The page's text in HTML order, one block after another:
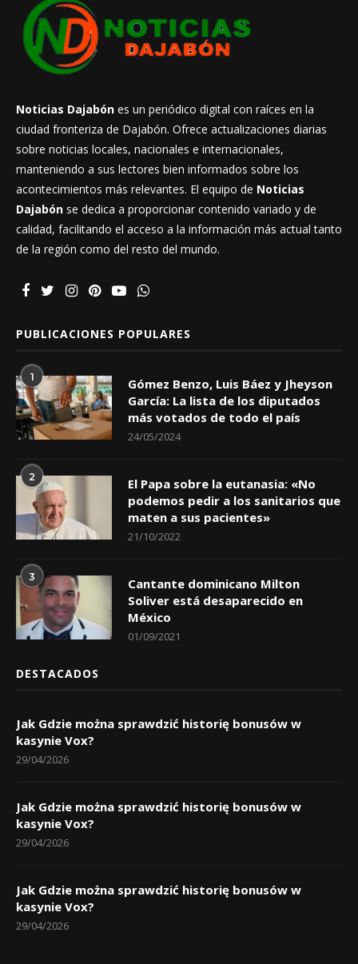
Noticias Dajabón es un periódico digital con raíces en la
ciudad fronteriza de Dajabón. Ofrece actualizaciones diarias
sobre noticias locales, nacionales e internacionales,
manteniendo a sus lectores bien informados sobre los
acontecimientos más relevantes. El equipo de Noticias
Dajabón se dedica a proporcionar contenido variado y de
calidad, facilitando el acceso a la información más actual tanto
de la región como del resto del mundo.
PUBLICACIONES POPULARES
1
Gómez Benzo, Luis Báez y Jheyson
García: La lista de los diputados
más votados de todo el país
24/05/2024
2
El Papa sobre la eutanasia: «No
podemos pedir a los sanitarios que
maten a sus pacientes»
21/10/2022
3
Cantante dominicano Milton
Soliver está desaparecido en
México
01/09/2021
DESTACADOS
Jak Gdzie można sprawdzić historię bonusów w
kasynie Vox?
29/04/2026
Jak Gdzie można sprawdzić historię bonusów w
kasynie Vox?
29/04/2026
Jak Gdzie można sprawdzić historię bonusów w
kasynie Vox?
29/04/2026